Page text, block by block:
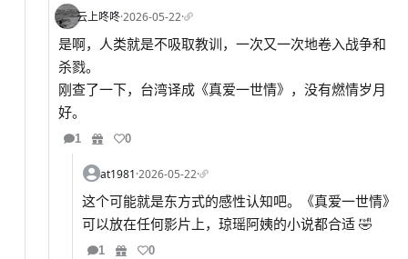
云上咚咚·2026-05-22·
是啊，人类就是不吸取教训，一次又一次地卷入战争和
杀戮。
刚查了一下，台湾译成《真爱一世情》，没有燃情岁月
好。
1 0
at1981·2026-05-22·
这个可能就是东方式的感性认知吧。《真爱一世情》
可以放在任何影片上，琼瑶阿姨的小说都合适 🤣
1 0